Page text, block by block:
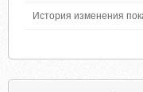
История изменения